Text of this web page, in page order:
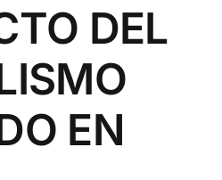
DEL
EN